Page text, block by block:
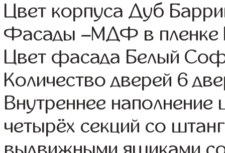
Цвет корпуса Дуб
Фасады –МДФ в пленке
Цвет фасада Белый
Количество дверей 6
Внутреннее
четырёх секций со